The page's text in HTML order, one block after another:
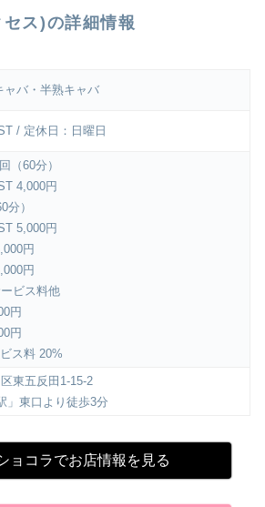
ス)の詳細情報
ャバ・半熟キャバ
/ 定休日：日曜日
（60分）
4,000円
分）
5,000円
円
円
ビス料他
円
円
ス料 20%
東五反田1-15-2
」東口より徒歩3分
ョコラでお店情報を見る